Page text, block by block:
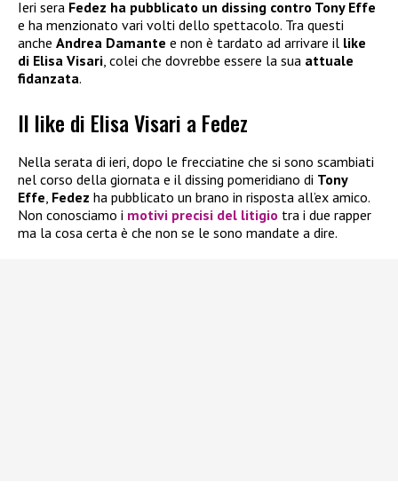
Ieri sera Fedez ha pubblicato un dissing contro Tony Effe
e ha menzionato vari volti dello spettacolo. Tra questi
anche Andrea Damante e non è tardato ad arrivare il like
di Elisa Visari , colei che dovrebbe essere la sua attuale
fidanzata.
Il like di Elisa Visari a Fedez
Nella serata di ieri, dopo le frecciatine che si sono scambiati
nel corso della giornata e il dissing pomeridiano di Tony
Effe, Fedez ha pubblicato un brano in risposta all’ex amico.
Non conosciamo i motivi precisi del litigio tra i due rapper
ma la cosa certa è che non se le sono mandate a dire.